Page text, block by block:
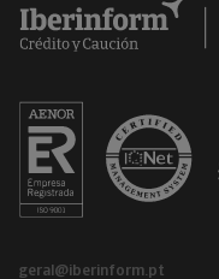
geral@iberinform.pt